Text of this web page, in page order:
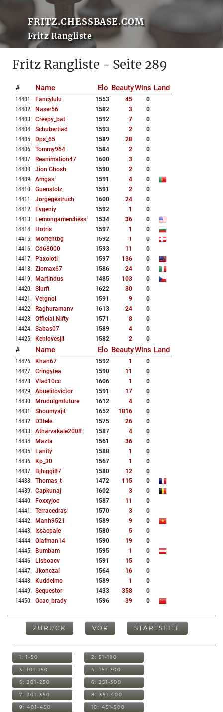
FRITZ.CHESSBASE.COM
Fritz Rangliste
Fritz Rangliste - Seite 289
# Name Elo BeautyWins Land
14401 . Fancylulu 1553 45
0
14402. Naser56 1582 3
0
14403. Creepy_bat 1592 7
0
14404. Schubertiad 1593 2
0
14405. Dps_65 1589 28
0
14406. Tommy964 1584 2
0
14407. Reanimation47 1600 3
0
14408. Jion Ghosh 1590 2
0
14409. Amgas 1591 4
0
14410. Guenstolz 1591 2
0
14411 . Jorgegestruch 1600 24
0
14412. Evgeniy 1592 1
0
14413. Lemongamerchess 1534 36
0
14414. Hotris 1597 1
0
14415. Mortentbg 1592 1
0
14416. Cd68000 1593 11
0
14417. Paxolotl 1597 136
0
14418. Ziomax67 1586 24
0
14419. Martindus 1485 103
0
14420. Slurfi 1622 30
0
14421 . Vergnol 1591 9
0
14422. Raghuramanv 1613 24
0
14423. Official Nifty 1571 8
0
14424. Sabas07 1589 4
0
14425. Kenlovesjil 1582 2 0
# Name Elo BeautyWins Land
14426. Khan67 1592 1
0
14427. Cringytea 1590 11
0
14428. Vlad10cc 1606 1
0
14429. Abuelitovictor 1591 17
0
14430. Mrudulgmfuture 1612 4
0
14431 . Shoumyajit 1652 1816
0
14432. D3tele 1575 26
0
14433. Atharvakale2008 1587 4
0
14434. Mazta 1561 36
0
14435. Lanity 1588 1
0
14436. Kp_30 1567 1
0
14437. Bjhiggi87 1580 12
0
14438. Thomas_t 1472 115
0
14439. Capkunaj 1602 3
0
14440. Foxxyjoe 1587 11
0
14441 . Terracedras 1570 3
0
14442. Manh9521 1589 9
0
14443. Issacpale 1580 5
0
14444. Olafman14 1590 19
0
14445. Bumbam 1595 1
0
14446. Lisboacv 1591 15
0
14447. Jkonczal 1564 16
0
14448. Kuddelmo 1589 1
0
14449. Sequestor 1433 358
0
14450. Ocac_brady 1596 39 0
ZURÜCK VOR STARTSEITE
1: 1-50 2: 51-100
3: 101-150 4: 151-200
5: 201-250 6: 251-300
7: 301-350 8: 351-400
9: 401-450 10: 451-500